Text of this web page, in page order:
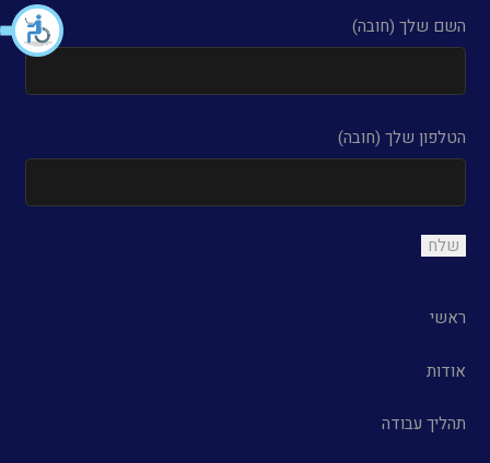
השם שלך (חובה)
הטלפון שלך (חובה)
ראשי
אודות
תהליך עבודה